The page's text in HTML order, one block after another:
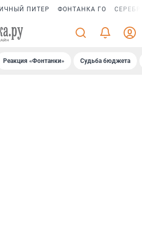
ПИТЕР ФОНТАНКА ГО
Реакция «Фонтанки» Судьба бюджета